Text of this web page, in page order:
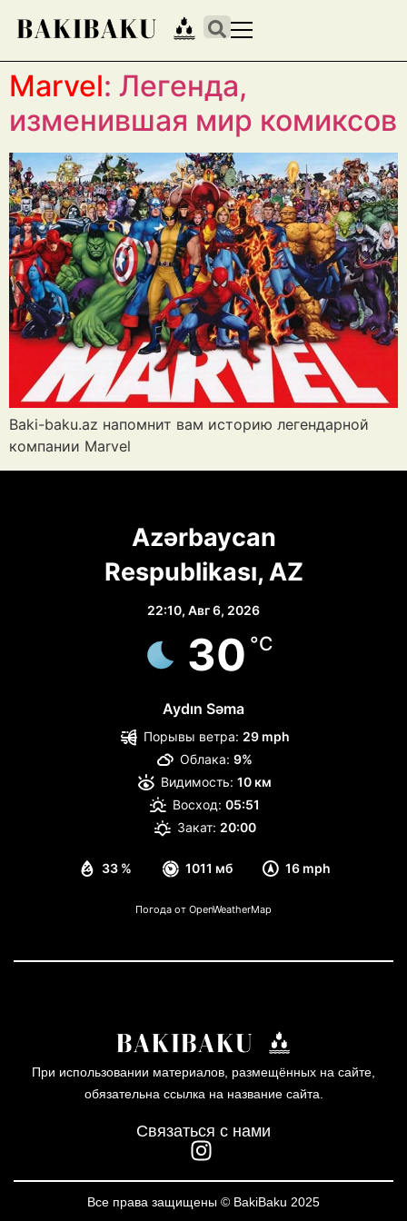
Marvel: Легенда,
изменившая мир комиксов
Baki-baku.az напомнит вам историю легендарной
компании Marvel
Azərbaycan
Respublikası, AZ
22:10, Авг 6, 2026
30 °C
Aydın Səma
33 % 1011 мб 16 mph
Порывы ветра: 29 mph
Облака: 9%
Видимость: 10 км
Восход: 05:51
Закат: 20:00
Погода от OpenWeatherMap
При использовании материалов, размещённых на сайте,
обязательна ссылка на название сайта.
Связаться с нами
Все права защищены © BakiBaku 2025